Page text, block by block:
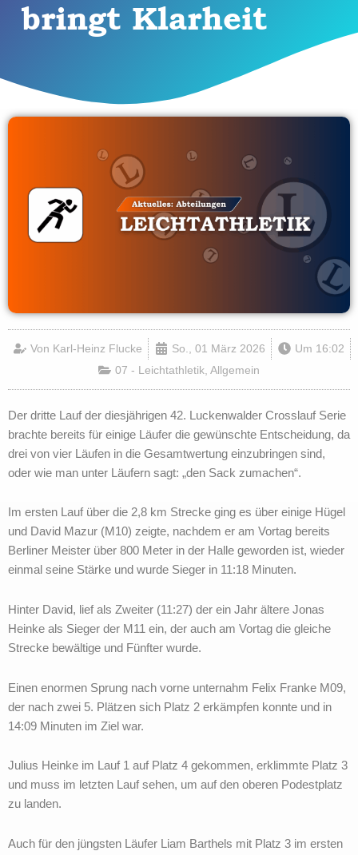
bringt Klarheit
Von Karl-Heinz Flucke So., 01 März 2026 Um 16:02
07 - Leichtathletik Allgemein
Der dritte Lauf der diesjährigen 42. Luckenwalder Crosslauf Serie
brachte bereits für einige Läufer die gewünschte Entscheidung, da
drei von vier Läufen in die Gesamtwertung einzubringen sind,
oder wie man unter Läufern sagt: „den Sack zumachen“.
Im ersten Lauf über die 2,8 km Strecke ging es über einige Hügel
und David Mazur (M10) zeigte, nachdem er am Vortag bereits
Berliner Meister über 800 Meter in der Halle geworden ist, wieder
einmal seine Stärke und wurde Sieger in 11:18 Minuten.
Hinter David, lief als Zweiter (11:27) der ein Jahr ältere Jonas
Heinke als Sieger der M11 ein, der auch am Vortag die gleiche
Strecke bewältige und Fünfter wurde.
Einen enormen Sprung nach vorne unternahm Felix Franke M09,
der nach zwei 5. Plätzen sich Platz 2 erkämpfen konnte und in
14:09 Minuten im Ziel war.
Julius Heinke im Lauf 1 auf Platz 4 gekommen, erklimmte Platz 3
und muss im letzten Lauf sehen, um auf den oberen Podestplatz
zu landen.
Auch für den jüngsten Läufer Liam Barthels mit Platz 3 im ersten